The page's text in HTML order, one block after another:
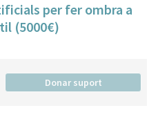
per fer ombra a
(5000€)
Donar suport